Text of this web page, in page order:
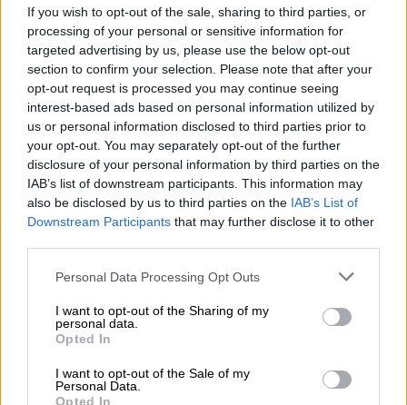
If you wish to opt-out of the sale, sharing to third parties, or
processing of your personal or sensitive information for
targeted advertising by us, please use the below opt-out
section to confirm your selection. Please note that after your
opt-out request is processed you may continue seeing
interest-based ads based on personal information utilized by
us or personal information disclosed to third parties prior to
your opt-out. You may separately opt-out of the further
disclosure of your personal information by third parties on the
IAB’s list of downstream participants. This information may
also be disclosed by us to third parties on the IAB’s List of
Downstream Participants that may further disclose it to other
Please note that this website/app uses one or more Google
not limited to your visit or usage behaviour. You may click to
grant or deny consent to Google and its third-party tags to
use your data for below specified purposes in below Google
consent section.
Personal Data Processing Opt Outs
I want to opt-out of the Sharing of my
personal data.
Opted In
I want to opt-out of the Sale of my
Personal Data.
Opted In
συκοφαντήσει;»
«Ρωτήστε τον ίδιοποιος τον έβαλε να με
συκοφαντήσει. Ούτε ξέρω τι λαγούμια έχει
φτιάξει ούτε τι κάνει στην ζωή του. Δεν θα
με μπλέξετε, δεν θα με μπερδέψετε. Ποιος
σε έβαλε, ρε φίλε, να με μπλέξεις;», ξέσπασε.